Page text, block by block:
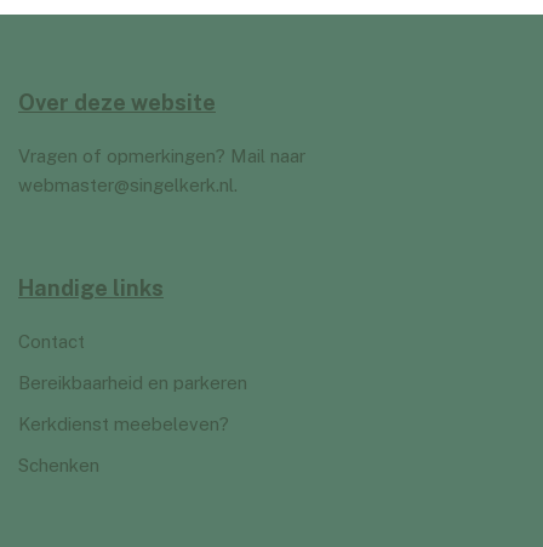
Over deze website
Vragen of opmerkingen? Mail naar
webmaster@singelkerk.nl.
Handige links
Contact
Bereikbaarheid en parkeren
Kerkdienst meebeleven?
Schenken